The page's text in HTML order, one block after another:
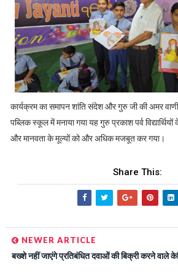
कार्यक्रम का समापन शांति संदेश और गुरु जी की अमर
पब्लिक स्कूल में मनाया गया यह गुरु प्रकाश पर्व
और मानवता के मूल्यों को और अधिक मजबूत कर गया।
Share This:
NEWER ARTICLE
बख्शे नहीं जाएंगे प्रतिबंधित दवाओं की बिक्री करने वाले